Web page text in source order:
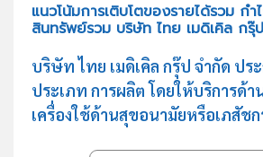
แนวโน้มการเติบโตของรายได้รวม กำ
สินทรัพย์รวม บริษัท ไทย เมดิเคิล กรุ๊
บริษัท ไทย เมดิเคิล กรุ๊ป จำกัด ปร
ประเภท การผลิต โดยให้บริการด้า
เครื่องใช้ด้านสุขอนามัยหรือเภสัช